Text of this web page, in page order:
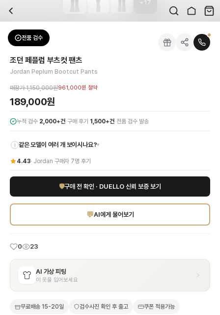
배송은 얼마나 걸리나요?
검수는 어떻게 진행되나요? 검수 사진을 받을 수 있나요?
전문 스태프가 실물 상품을 직접 확인한 후 검수 사진을 제공합니다. 가죽 재질,
교환이나 반품이 가능한가요?
수령 후 7일 이내 신청하시면 상품 하자, 사이즈 불일치, 고객 변심 모두 교환·반
쿠폰과 적립금을 함께 사용할 수 있나요?
네, 쿠폰과 적립금을 결제 시 함께 사용하실 수 있습니다. 적립금은 1,000원 이상
사이즈는 어떻게 선택하나요?
상품 상세의 사이즈 정보를 참고해 선택하시고, 사이즈 선택이 어려우시면 카카오
브랜드:
성별:여성
색상:블랙
가격:189,000원
Jordan의 대담한 패션 비전을 담아낸 '조던 페플럼 부츠컷 팬츠'를 만나보세요. 럭
조던 페플럼 부츠컷 팬츠
17
전품 검수
Jordan 팬츠
조던 페플럼 부츠컷 팬츠
Jordan Peplum Bootcut Pants
매장가1,150,000원961,000원 절약
189,000원
누적 검수 2,000+건·구매 후기 1,500+건· 전품 검수 발송
i 같은 모델이 여러 개 보이시나요?▾
4.43· Jordan 구매자 7명 후기
🛡구매 전 확인 · DUELLO 신뢰 보증 보기
💬AI에게 물어보기
0 23
AI 가상 피팅
이 옷을 입어보세요
무료배송 15-20일 검수사진 확인 후 출고 쿠폰 적용가능